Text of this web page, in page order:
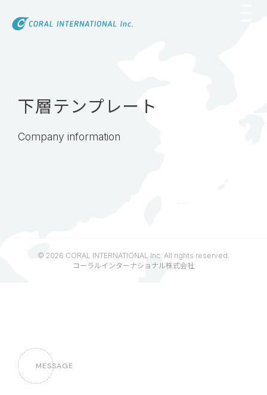
content
下層テンプレート
Company information
© 2026 CORAL INTERNATIONAL Inc. All rights reserved.
コーラルインターナショナル株式会社
MESSAGE